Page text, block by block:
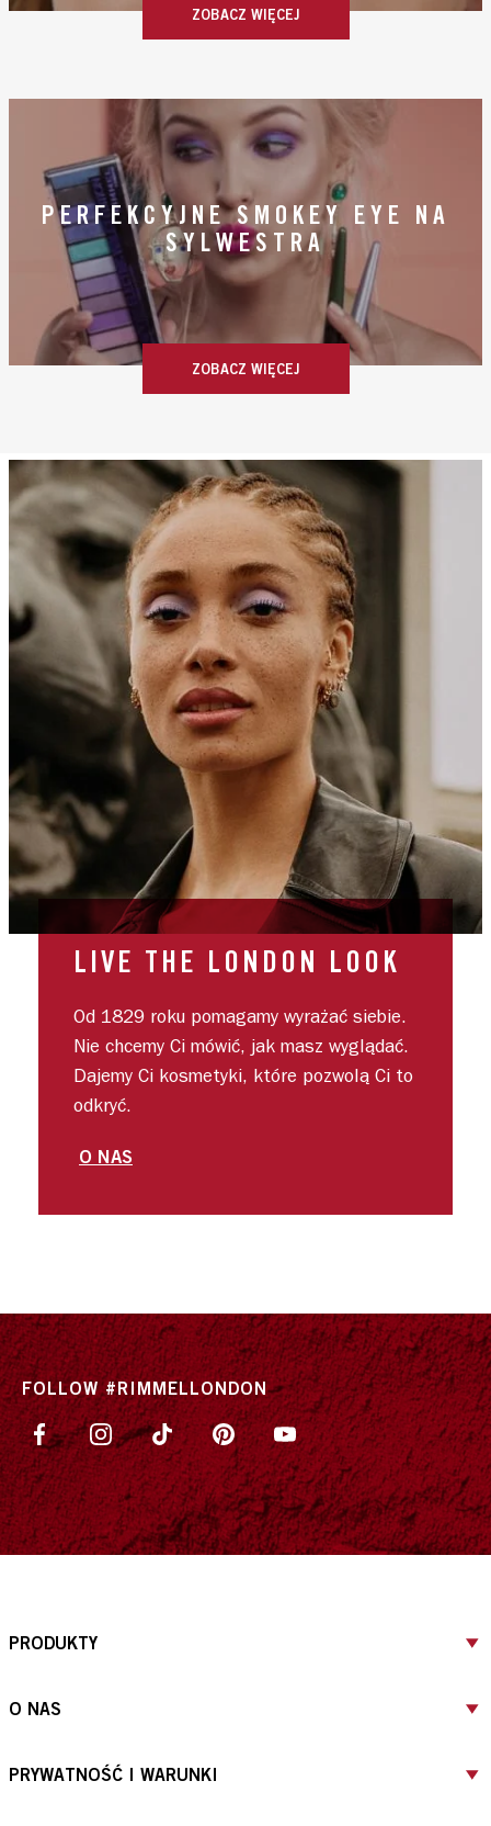
ZOBACZ WIĘCEJ
PERFEKCYJNE SMOKEY EYE NA
SYLWESTRA
ZOBACZ WIĘCEJ
LIVE THE LONDON LOOK
Od 1829 roku pomagamy wyrażać siebie.
Nie chcemy Ci mówić, jak masz wyglądać.
Dajemy Ci kosmetyki, które pozwolą Ci to
odkryć.
O NAS
FOLLOW #RIMMELLONDON
PRODUKTY
O NAS
PRYWATNOŚĆ I WARUNKI